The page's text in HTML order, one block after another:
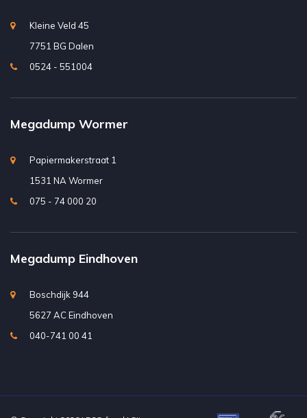
Kleine Veld 45
7751 BG Dalen
0524 - 551004
Megadump Wormer
Papiermakerstraat 1
1531 NA Wormer
075 - 74 000 20
Megadump Eindhoven
Boschdijk 944
5627 AC Eindhoven
040-741 00 41